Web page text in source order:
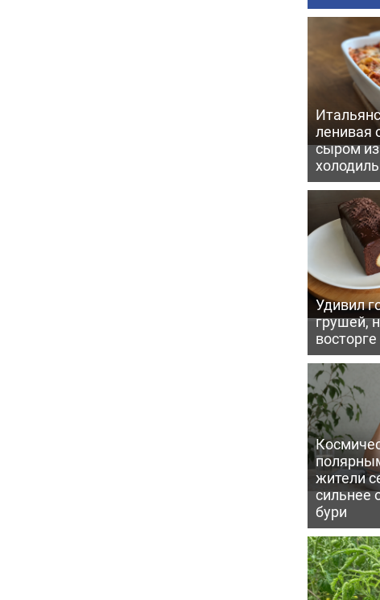
ленивая
сыром
Удивил
грушей,
восторге
жители
сильнее
бури